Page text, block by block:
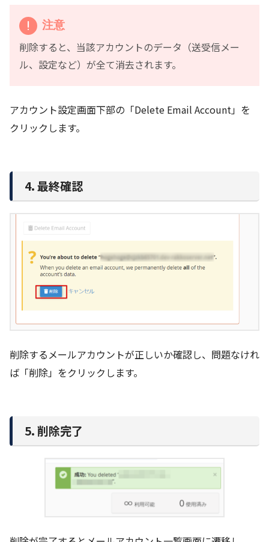
注意
削除すると、当該アカウントのデータ（送受信メー
ル、設定など）が全て消去されます。
アカウント設定画面下部の「Delete Email Account」を
クリックします。
4. 最終確認
削除するメールアカウントが正しいか確認し、問題なけれ
ば「削除」をクリックします。
5. 削除完了